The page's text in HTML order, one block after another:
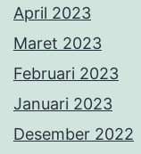
April 2023
Maret 2023
Februari 2023
Januari 2023
Desember 2022